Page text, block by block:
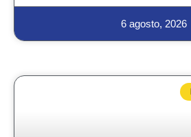
6 agosto, 2026